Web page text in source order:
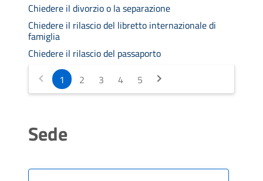
Chiedere il divorzio o la separazione
Chiedere il rilascio del libretto internazionale di
famiglia
Chiedere il rilascio del passaporto
1
2 3 4 5
Sede